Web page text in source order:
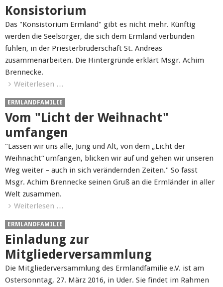
Konsistorium
Das "Konsistorium Ermland" gibt es nicht mehr. Künftig
werden die Seelsorger, die sich dem Ermland verbunden
fühlen, in der Priesterbruderschaft St. Andreas
zusammenarbeiten. Die Hintergründe erklärt Msgr. Achim
Brennecke.
Weiterlesen …
ERMLANDFAMILIE
Vom "Licht der Weihnacht"
umfangen
"Lassen wir uns alle, Jung und Alt, von dem „Licht der
Weihnacht“ umfangen, blicken wir auf und gehen wir unseren
Weg weiter – auch in sich verändernden Zeiten." So fasst
Msgr. Achim Brennecke seinen Gruß an die Ermländer in aller
Welt zusammen.
Weiterlesen …
ERMLANDFAMILIE
Einladung zur
Mitgliederversammlung
Die Mitgliederversammlung des Ermlandfamilie e.V. ist am
Ostersonntag, 27. März 2016, in Uder. Sie findet im Rahmen